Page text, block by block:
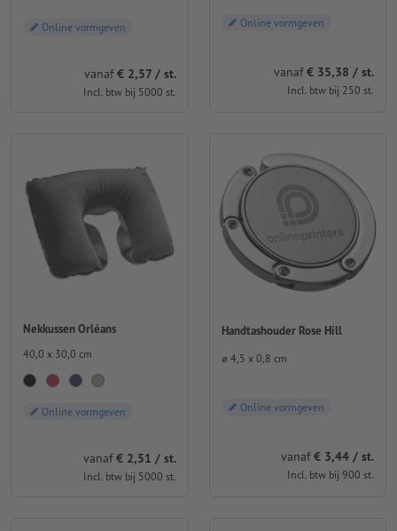
Online vormgeven
vanaf€ 2,57 / st.
Incl. btw bij 5000 st.
Online vormgeven
vanaf€ 35,38 / st.
Incl. btw bij 250 st.
Nekkussen Orléans
40,0 x 30,0 cm
Online vormgeven
vanaf€ 2,51 / st.
Incl. btw bij 5000 st.
Handtashouder Rose Hill
⌀ 4,5 x 0,8 cm
Online vormgeven
vanaf€ 3,44 / st.
Incl. btw bij 900 st.